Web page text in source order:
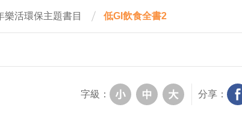
樂活環保主題書目 低GI飲食全書2
字級： 分享：